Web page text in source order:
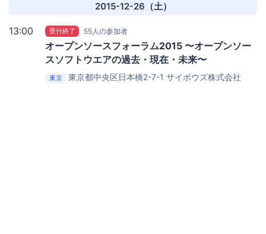
2015-12-26（土）
13:00 受付終了 55人の参加者
オープンソースフォーラム2015 〜オープンソー
スソフトウエアの過去・現在・未来〜
東京 東京都中央区日本橋2-7-1 サイボウズ株式会社